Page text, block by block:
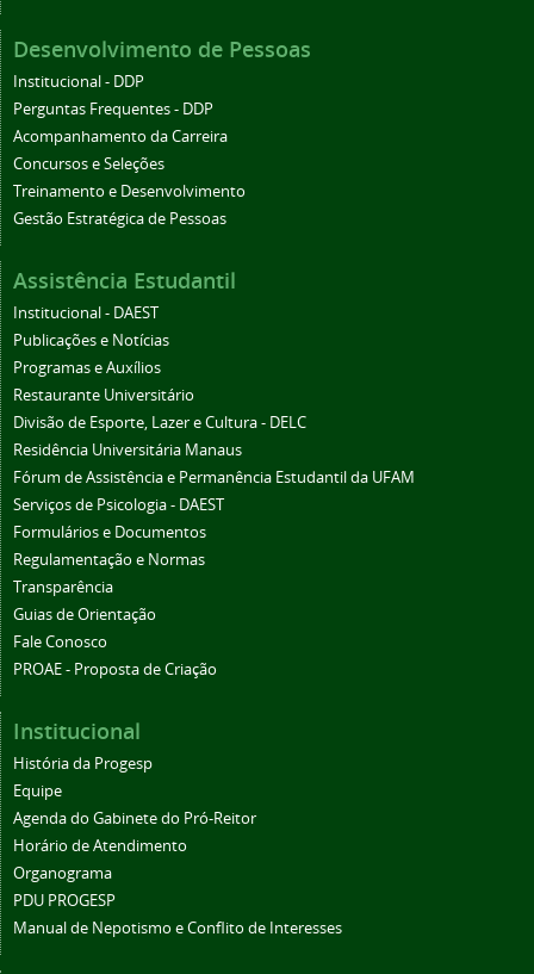
Desenvolvimento de Pessoas
Institucional - DDP
Perguntas Frequentes - DDP
Acompanhamento da Carreira
Concursos e Seleções
Treinamento e Desenvolvimento
Gestão Estratégica de Pessoas
Assistência Estudantil
Institucional - DAEST
Publicações e Notícias
Programas e Auxílios
Restaurante Universitário
Divisão de Esporte, Lazer e Cultura - DELC
Residência Universitária Manaus
Fórum de Assistência e Permanência Estudantil da UFAM
Serviços de Psicologia - DAEST
Formulários e Documentos
Regulamentação e Normas
Transparência
Guias de Orientação
Fale Conosco
PROAE - Proposta de Criação
Institucional
História da Progesp
Equipe
Agenda do Gabinete do Pró-Reitor
Horário de Atendimento
Organograma
PDU PROGESP
Manual de Nepotismo e Conflito de Interesses